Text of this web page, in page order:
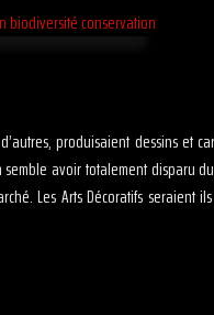
produisaient dessins et
avoir totalement disparu
Les Arts Décoratifs seraient